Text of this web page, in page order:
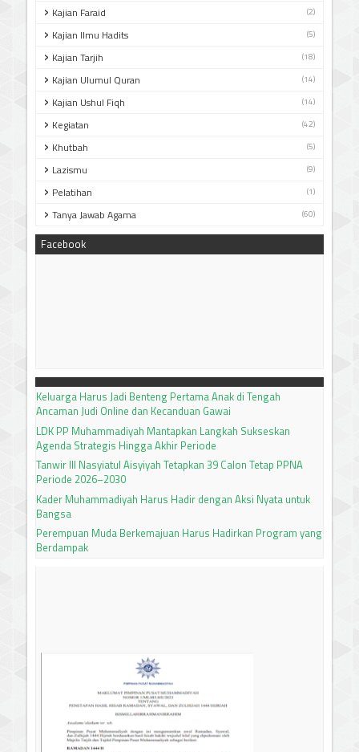
Kajian Faraid (2)
Kajian Ilmu Hadits (5)
Kajian Tarjih (18)
Kajian Ulumul Quran (14)
Kajian Ushul Fiqh (14)
Kegiatan (42)
Khutbah (5)
Lazismu (9)
Pelatihan (1)
Tanya Jawab Agama (60)
Facebook
Keluarga Harus Jadi Benteng Pertama Anak di Tengah
Ancaman Judi Online dan Kecanduan Gawai
LDK PP Muhammadiyah Mantapkan Langkah Sukseskan
Agenda Strategis Hingga Akhir Periode
Tanwir III Nasyiatul Aisyiyah Tetapkan 39 Calon Tetap PPNA
Periode 2026–2030
Kader Muhammadiyah Harus Hadir dengan Aksi Nyata untuk
Bangsa
Perempuan Muda Berkemajuan Harus Hadirkan Program yang
Berdampak